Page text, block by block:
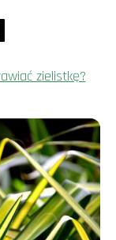
zielistkę?